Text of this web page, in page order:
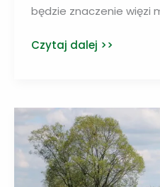
będzie znaczenie więzi
CNN:
Earth
Day
Czytaj dalej >>